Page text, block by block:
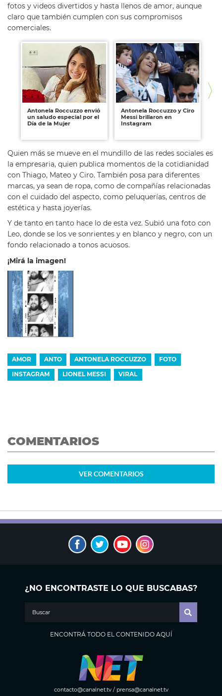
fotos y videos divertidos y hasta llenos de amor, aunque
claro que también cumplen con sus compromisos
comerciales.
Antonela Roccuzzo envió
un saludo especial por el
Día de la Mujer
Antonela Roccuzzo y Ciro
Messi brillaron en
Instagram
Quien más se mueve en el mundillo de las redes sociales es
la empresaria, quien publica momentos de la cotidianidad
con Thiago, Mateo y Ciro. También posa para diferentes
marcas, ya sean de ropa, como de compañías relacionadas
con el cuidado del aspecto, como peluquerías, centros de
estética y hasta joyerías.
Y de tanto en tanto hace lo de esta vez. Subió una foto con
Leo, donde se los ve sonrientes y en blanco y negro, con un
fondo relacionado a tonos acuosos.
¡Mirá la imagen!
AMOR ANTO ANTONELA ROCCUZZO FOTO
INSTAGRAM LIONEL MESSI VIRAL
COMENTARIOS
VER COMENTARIOS
¿NO ENCONTRASTE LO QUE BUSCABAS?
ENCONTRÁ TODO EL CONTENIDO AQUÍ
contacto@canalnet.tv/ prensa@canalnet.tv